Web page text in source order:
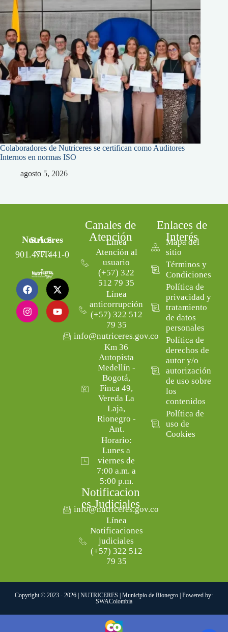
Colaboradores de Nutriceres se certifican como Auditores
Internos en normas ISO
agosto 5, 2026
Nutriceres S.A.S.
NIT: 901.477.441-0
Canales de
Atención
Línea
Atención al
usuario
(+57) 322
512 79 35
Línea
anticorrupción
(+57) 322 512
79 35
info@nutriceres.gov.co
Km 36
Autopista
Medellín -
Bogotá,
Finca 49,
Vereda La
Laja,
Rionegro -
Ant.
Horario:
Lunes a
viernes de
7:00 a.m. a
5:00 p.m.
Notificacion
es Judiciales
info@nutriceres.gov.co
Línea
Notificaciones
judiciales
(+57) 322 512
79 35
Enlaces de
Interés
Mapa del
sitio
Términos y
Condiciones
Política de
privacidad y
tratamiento
de datos
personales
Política de
derechos de
autor y/o
autorización
de uso sobre
los
contenidos
Política de
uso de
Cookies
Copyright © 2023 - 2026 | NUTRICERES | Municipio de Rionegro | Powered by:
SWAColombia